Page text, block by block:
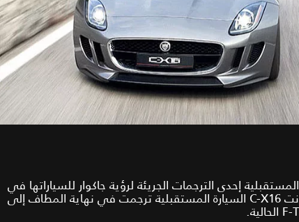
تعدّ سيّارة C-X16 المستقبلية إحدى الترجمات الجريئة لرؤية جاكوار للسياراتها في
المستقبل. لقد كانت C-X16 السيارة المستقبلية ترجمت في نهاية المطاف إلى